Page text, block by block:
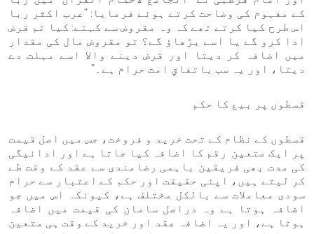
کے مفہوم کی وضاحت کرتے ہوئے فرمایا: “عرب اکثر ربا
اس طرح کیا کرتے تھے کہ وہ مقروض سے کہتے: کیا تم قرض
ادا کرو گے یا اسے بڑھاؤ گے؟ تو مقروض مال کی مقدار
میں اضافہ کر دیتا اور قرض دینے والا اسے مہلت دے
دیتا، اور یہ سب باتفاقِ امت حرام ہے۔”
قسطوں پر بیع کا حکم
قسطوں کے نظام کے تحت خرید و فروخت، جس میں اصل قیمت
پر ایک متعین رقم کا اضافہ کیا جاتا ہے اور ادائیگی
کی مدت بھی فریقین باہمی رضامندی سے عقد کے وقت طے
کر لیتے ہیں، اپنی حقیقت اور حکم کے اعتبار سے حرام
سودی معاملات سے بالکل مختلف ہے، کیونکہ اس میں جو
اضافہ ہوتا ہے وہ دراصل سامان کی قیمت میں اضافہ
ہوتا ہے، اور یہ اضافہ عقد اور خرید کے وقت ہی متعین